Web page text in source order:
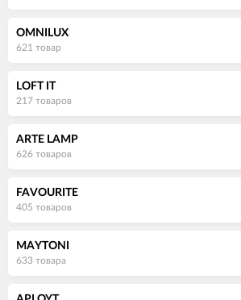
OMNILUX
621 товар
LOFT IT
217 товаров
ARTE LAMP
626 товаров
FAVOURITE
405 товаров
MAYTONI
633 товара